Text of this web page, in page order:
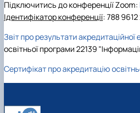
Підключитись до конференції Zoom:
Ідентифікатор конференції: 788
Звіт про результати акредитаційної
освітньої програми 22139
Сертифікат про акредитацію